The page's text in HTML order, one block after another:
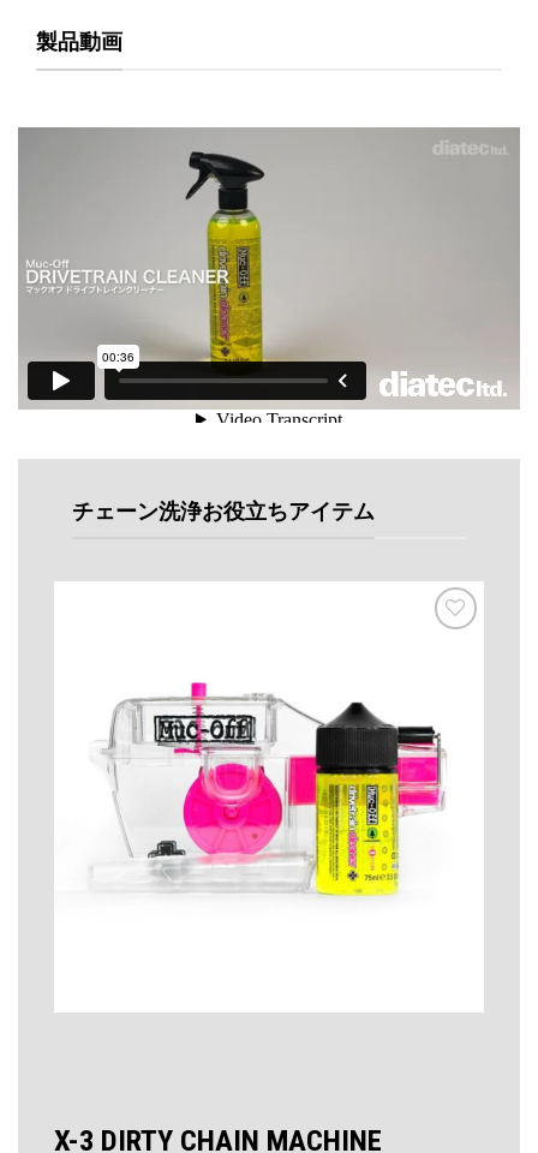
製品動画
チェーン洗浄お役立ちアイテム
X-3 DIRTY CHAIN MACHINE